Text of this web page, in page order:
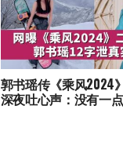
郭书瑶传《乘风2024
深夜吐心声：没有一